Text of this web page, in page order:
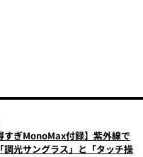
すぎMonoMax付録】紫外線で
調光サングラス」と「タッチ操